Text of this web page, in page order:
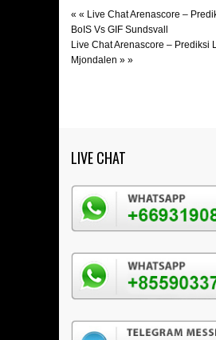
« « Live Chat Arenascore –
BoIS Vs GIF Sundsvall
Live Chat Arenascore – Prediksi
Mjondalen » »
LIVE CHAT